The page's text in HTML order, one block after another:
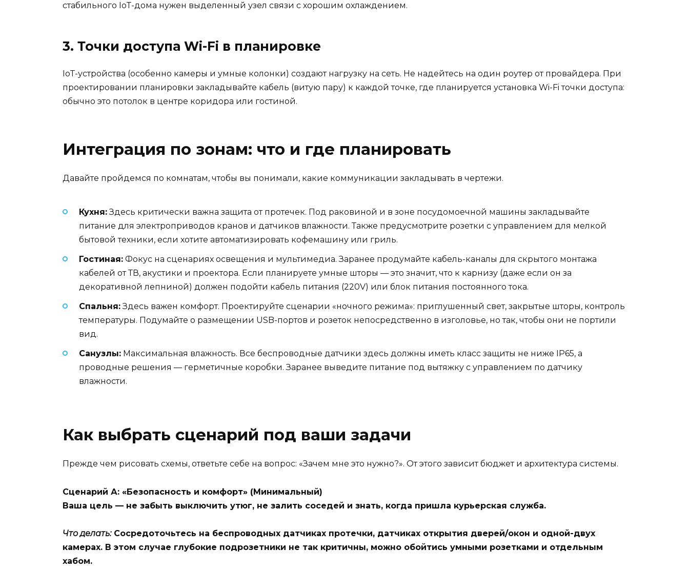
стабильного IoT-дома нужен выделенный узел связи с хорошим охлаждением.
3. Точки доступа Wi-Fi в планировке
IoT-устройства (особенно камеры и умные колонки) создают нагрузку на сеть. Не надейтесь на один роутер от провайдера. При
проектировании планировки закладывайте кабель (витую пару) к каждой точке, где планируется установка Wi-Fi точки доступа:
обычно это потолок в центре коридора или гостиной.
Интеграция по зонам: что и где планировать
Давайте пройдемся по комнатам, чтобы вы понимали, какие коммуникации закладывать в чертежи.
Кухня:Здесь критически важна защита от протечек. Под раковиной и в зоне посудомоечной машины закладывайте
питание для электроприводов кранов и датчиков влажности. Также предусмотрите розетки с управлением для мелкой
бытовой техники, если хотите автоматизировать кофемашину или гриль.
Гостиная: Фокус на сценариях освещения и мультимедиа. Заранее продумайте кабель-каналы для скрытого монтажа
кабелей от ТВ, акустики и проектора. Если планируете умные шторы — это значит, что к карнизу (даже если он за
декоративной лепниной) должен подойти кабель питания (220V) или блок питания постоянного тока.
Спальня:Здесь важен комфорт. Проектируйте сценарии «ночного режима»: приглушенный свет, закрытые шторы, контроль
температуры. Подумайте о размещении USB-портов и розеток непосредственно в изголовье, но так, чтобы они не портили
вид.
Санузлы: Максимальная влажность. Все беспроводные датчики здесь должны иметь класс защиты не ниже IP65, а
проводные решения — герметичные коробки. Заранее выведите питание под вытяжку с управлением по датчику
влажности.
Как выбрать сценарий под ваши задачи
Прежде чем рисовать схемы, ответьте себе на вопрос: «Зачем мне это нужно?». От этого зависит бюджет и архитектура системы.
Сценарий А: «Безопасность и комфорт» (Минимальный)
Ваша цель — не забыть выключить утюг, не залить соседей и знать, когда пришла курьерская служба.
Что делать:Сосредоточьтесь на беспроводных датчиках протечки, датчиках открытия дверей/окон и одной-двух
камерах. В этом случае глубокие подрозетники не так критичны, можно обойтись умными розетками и отдельным
хабом.